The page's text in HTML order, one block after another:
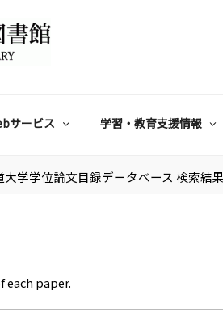
サービス 学習・教育支援情報
大学学位論文目録データベース 検索結果
each paper.